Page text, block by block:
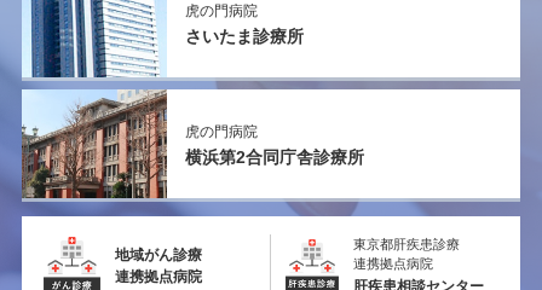
虎の門病院
さいたま診療所
虎の門病院
横浜第2合同庁舎診療所
地域がん診療
連携拠点病院
東京都肝疾患診療
連携拠点病院
肝疾患相談センター